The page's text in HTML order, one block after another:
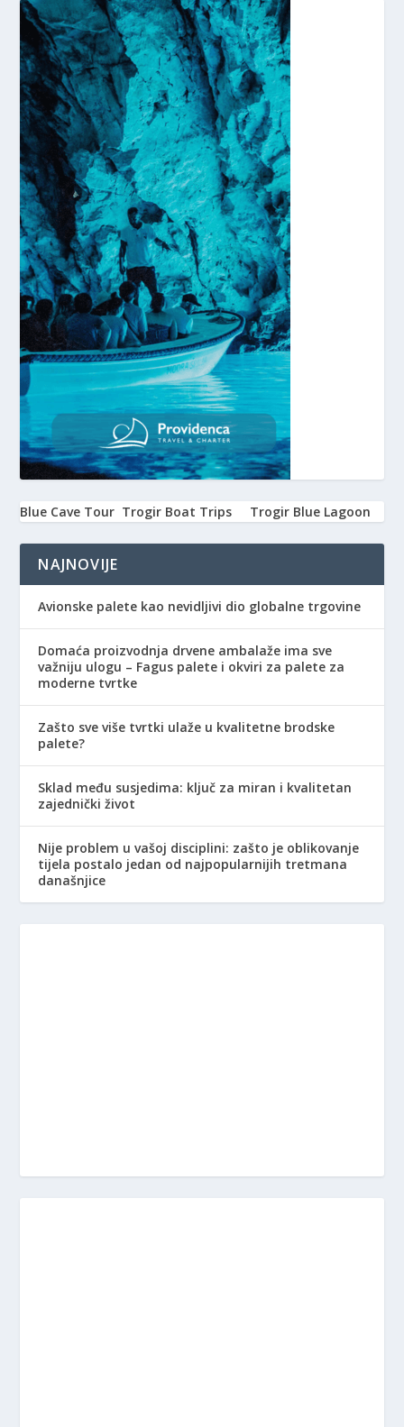
Blue Cave Tour Trogir Boat Trips Trogir Blue Lagoon
NAJNOVIJE
Avionske palete kao nevidljivi dio globalne trgovine
Domaća proizvodnja drvene ambalaže ima sve
važniju ulogu – Fagus palete i okviri za palete za
moderne tvrtke
Zašto sve više tvrtki ulaže u kvalitetne brodske
palete?
Sklad među susjedima: ključ za miran i kvalitetan
zajednički život
Nije problem u vašoj disciplini: zašto je oblikovanje
tijela postalo jedan od najpopularnijih tretmana
današnjice